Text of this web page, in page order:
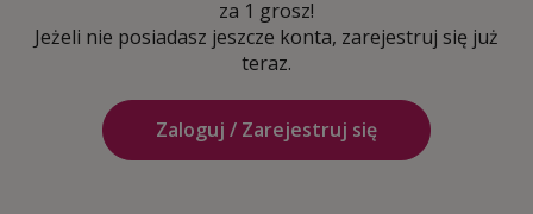
za 1 grosz!
Jeżeli nie posiadasz jeszcze konta, zarejestruj się już
teraz.
Zaloguj / Zarejestruj się